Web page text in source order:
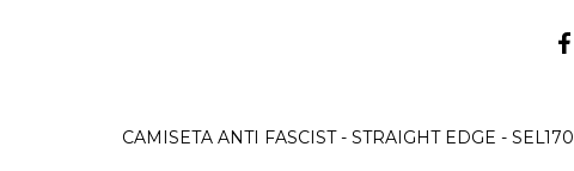
CAMISETA ANTI FASCIST - STRAIGHT EDGE - SEL170